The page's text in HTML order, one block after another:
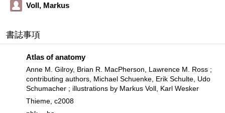
Voll, Markus
書誌事項
Atlas of anatomy
Anne M. Gilroy, Brian R. MacPherson, Lawrence M. Ross ;
contributing authors, Michael Schuenke, Erik Schulte, Udo
Schumacher ; illustrations by Markus Voll, Karl Wesker
Thieme, c2008